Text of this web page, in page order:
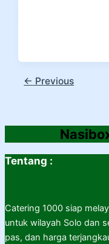
← Previous
Tentang :
Catering 1000 siap
untuk wilayah Solo dan
pas, dan harga